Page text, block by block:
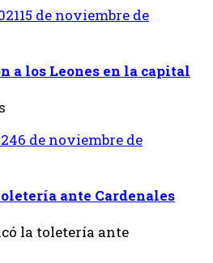
15 de noviembre de
a los Leones en la capital
6 de noviembre de
ante Cardenales